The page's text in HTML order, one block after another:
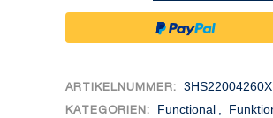
ARTIKELNUMMER: 3HS22004260X
KATEGORIEN: Functional